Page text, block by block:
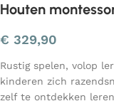
Houten
€ 329,90
Rustig spelen, volop
kinderen zich
zelf te ontdekken